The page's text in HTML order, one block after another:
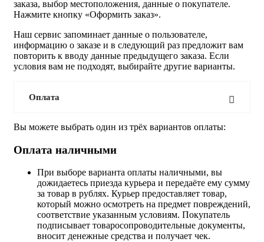
заказа, выбор местоположения, данные о покупателе.
Нажмите кнопку «Оформить заказ».
Наш сервис запоминает данные о пользователе,
информацию о заказе и в следующий раз предложит вам
повторить к вводу данные предыдущего заказа. Если
условия вам не подходят, выбирайте другие варианты.
Оплата
Вы можете выбрать один из трёх вариантов оплаты:
Оплата наличными
При выборе варианта оплаты наличными, вы
дожидаетесь приезда курьера и передаёте ему сумму
за товар в рублях. Курьер предоставляет товар,
который можно осмотреть на предмет повреждений,
соответствие указанным условиям. Покупатель
подписывает товаросопроводительные документы,
вносит денежные средства и получает чек.